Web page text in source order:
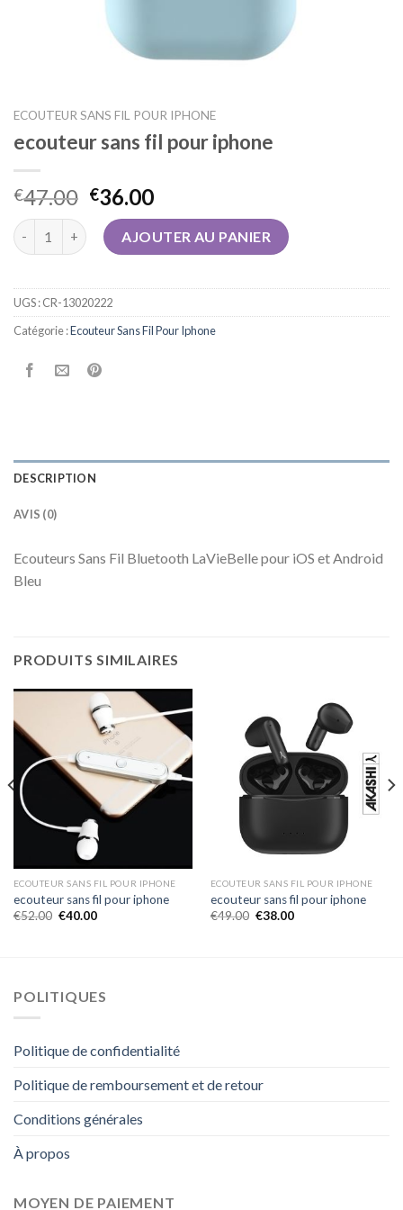
ECOUTEUR SANS FIL POUR IPHONE
ecouteur sans fil pour iphone
€47.00 €36.00
quantité de ecouteur sans fil pour iphone
AJOUTER AU PANIER
UGS :CR-13020222
Catégorie :Ecouteur Sans Fil Pour Iphone
DESCRIPTION
AVIS (0)
Ecouteurs Sans Fil Bluetooth LaVieBelle pour iOS et Android
Bleu
PRODUITS SIMILAIRES
ECOUTEUR SANS FIL POUR IPHONE
ecouteur sans fil pour iphone
€52.00 €40.00
ECOUTEUR SANS FIL POUR IPHONE
ecouteur sans fil pour iphone
€49.00 €38.00
POLITIQUES
Politique de confidentialité
Politique de remboursement et de retour
Conditions générales
À propos
MOYEN DE PAIEMENT